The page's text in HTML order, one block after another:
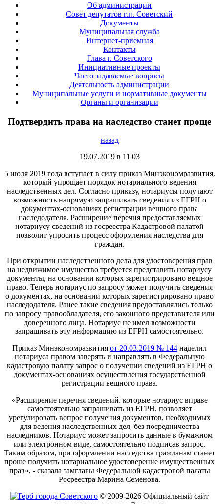
Об администрации
Совет депутатов г.п. Советский
Документы
Муниципальная служба
Интернет-приемная
Контакты
Глава г. Советского
Инициативные проекты
Часто задаваемые вопросы
Деятельность администрации
Муниципальные услуги и нормативные документы
Органы и организации
Подтвердить права на наследство станет проще
назад
19.07.2019 в 11:03
5 июля 2019 года вступает в силу приказ Минэкономразвития,
который упрощает порядок нотариального ведения
наследственных дел. Согласно приказу, нотариусы получают
возможность напрямую запрашивать сведения из ЕГРН о
документах-основаниях регистрации вещного права
наследодателя. Расширение перечня предоставляемых
нотариусу сведений из госреестра Кадастровой палатой
позволит упросить процесс оформления наследства для
граждан.
При открытии наследственного дела для удостоверения прав
на недвижимое имущество требуется представить нотариусу
документы, на основании которых зарегистрировано вещное
право. Теперь нотариус по запросу может получить сведения
о документах, на основании которых зарегистрировано право
наследодателя. Ранее такие сведения предоставлялись только
по запросу правообладателя, его законного представителя или
доверенного лица. Нотариус не имел возможности
запрашивать эту информацию из ЕГРН самостоятельно.
Приказ Минэкономразвития от 20.03.2019 № 144 наделил
нотариуса правом заверять и направлять в Федеральную
кадастровую палату запрос о получении сведений из ЕГРН о
документах-основаниях осуществления государственной
регистрации вещного права.
«Расширение перечня сведений, которые нотариус вправе
самостоятельно запрашивать из ЕГРН, позволяет
урегулировать вопрос получения документов, необходимых
для ведения наследственных дел, без посредничества
наследников. Нотариус может запросить данные в бумажном
или электронном виде, самостоятельно подписав запрос.
Таким образом, при оформлении наследства гражданам станет
проще получить нотариальное удостоверение имущественных
прав», - сказала замглавы Федеральной кадастровой палаты
Росреестра Марина Семенова.
© 2009-2026 Официальный сайт